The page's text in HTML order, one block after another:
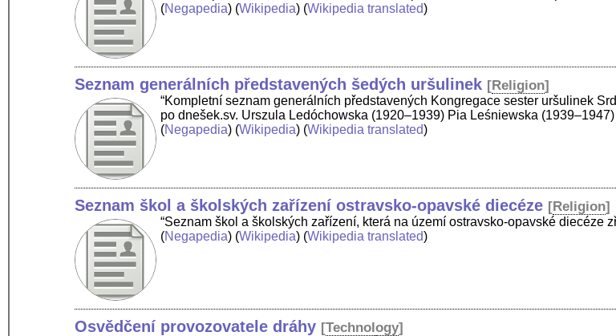
(Negapedia) (Wikipedia) (Wikipedia translated)
Seznam generálních představených šedých uršulinek [Religion]
“Kompletní seznam generálních představených Kongregace sester uršulinek
po dnešek.sv. Urszula Ledóchowska (1920–1939) Pia Leśniewska
(Negapedia) (Wikipedia) (Wikipedia translated)
Seznam škol a školských zařízení ostravsko-opavské diecéze [Religion]
“Seznam škol a školských zařízení, která na území ostravsko-opavské diecéze
(Negapedia) (Wikipedia) (Wikipedia translated)
Osvědčení provozovatele dráhy [Technology]